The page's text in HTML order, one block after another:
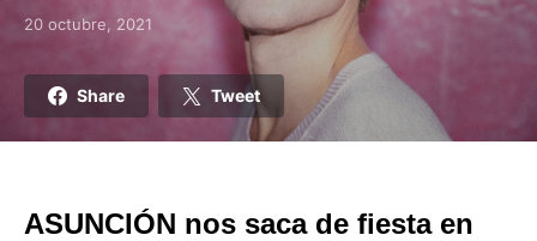
Posted on
20 octubre, 2021
Share Tweet
ASUNCIÓN nos saca de fiesta en